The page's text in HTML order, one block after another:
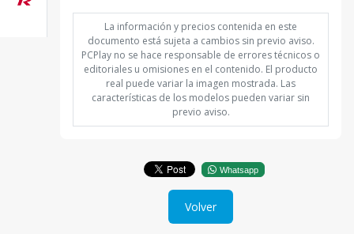
La información y precios contenida en este
documento está sujeta a cambios sin previo aviso.
PCPlay no se hace responsable de errores técnicos o
editoriales u omisiones en el contenido. El producto
real puede variar la imagen mostrada. Las
características de los modelos pueden variar sin
previo aviso.
Whatsapp
Volver